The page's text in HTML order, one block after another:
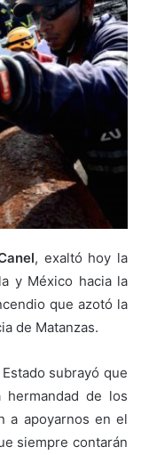
, exaltó hoy la
y México hacia la
que azotó la
de Matanzas.
subrayó que
hermandad de los
a apoyarnos en el
siempre contarán